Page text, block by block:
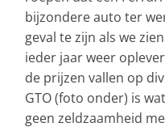
bijzondere auto ter
geval te zijn als we
ieder jaar weer
de prijzen vallen op
GTO (foto onder) is
geen zeldzaamheid